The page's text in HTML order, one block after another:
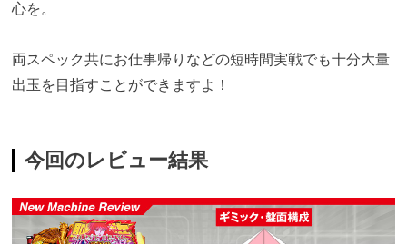
心を。
両スペック共にお仕事帰りなどの短時間実戦でも十分大量
出玉を目指すことができますよ！
今回のレビュー結果